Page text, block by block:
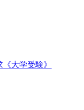
大学受験》